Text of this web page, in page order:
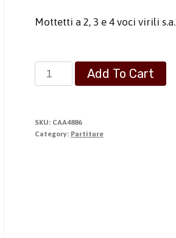
Mottetti a 2, 3 e 4 voci virili s.a.
Canti
per
Settimana
Santa
Add To Cart
SKU: CAA4886
Category: Partiture